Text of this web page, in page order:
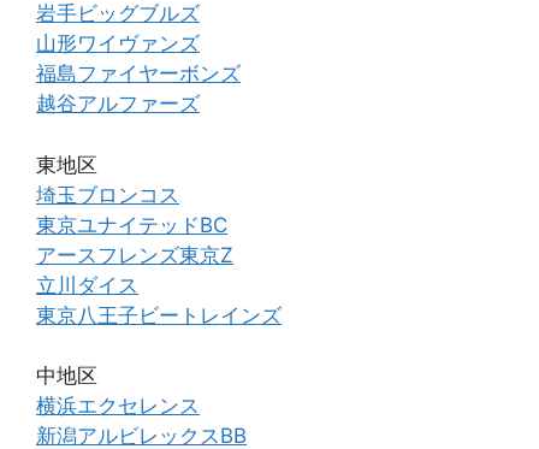
岩手ビッグブルズ
山形ワイヴァンズ
福島ファイヤーボンズ
越谷アルファーズ
東地区
埼玉ブロンコス
東京ユナイテッドBC
アースフレンズ東京Z
立川ダイス
東京八王子ビートレインズ
中地区
横浜エクセレンス
新潟アルビレックスBB